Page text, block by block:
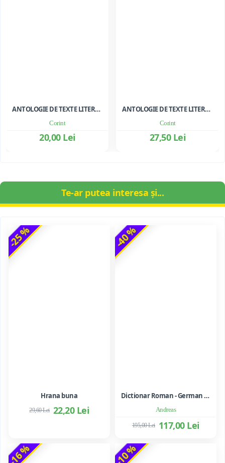
Corint
ANTOLOGIE DE TEXTE LITERARE PENTRU CLASA A III-A
20,00 Lei
Corint
ANTOLOGIE DE TEXTE LITERARE PENTRU CLS. I-II
27,50 Lei
Te-ar putea interesa și...
-25 %
Hrana buna
22,20 Lei
29,60 Lei
-40 %
Andreas
Dictionar Roman - German - Mihai Anutei
117,00 Lei
195,00 Lei
-16 % -10 %